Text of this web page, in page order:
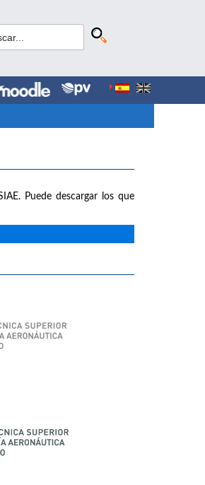
Puede descargar los que